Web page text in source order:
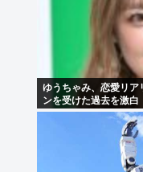
ゆうちゃみ、恋愛リア
ンを受けた過去を激
す」